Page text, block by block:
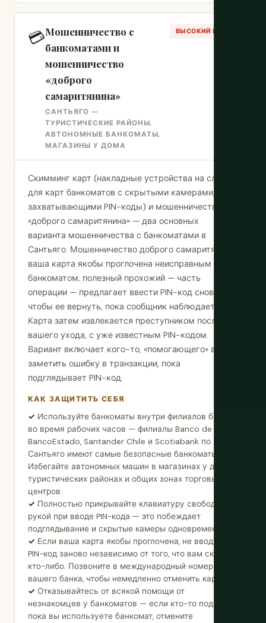
💳Мошенничество с
банкоматами и
мошенничество
«доброго
самаритянина»
САНТЬЯГО —
ТУРИСТИЧЕСКИЕ РАЙОНЫ,
АВТОНОМНЫЕ БАНКОМАТЫ,
МАГАЗИНЫ У ДОМА
ВЫСОКИЙ РИСК
Скимминг карт (накладные устройства на слоты
для карт банкоматов с скрытыми камерами,
захватывающими PIN-коды) и мошенничество
«доброго самаритянина» — два основных
варианта мошенничества с банкоматами в
Сантьяго. Мошенничество доброго самаритянина:
ваша карта якобы проглочена неисправным
банкоматом; полезный прохожий — часть
операции — предлагает ввести PIN-код снова,
чтобы ее вернуть, пока сообщник наблюдает.
Карта затем извлекается преступником после
вашего ухода, с уже известным PIN-кодом.
Вариант включает кого-то, «помогающего» вам
заметить ошибку в транзакции, пока
подглядывает PIN-код.
КАК ЗАЩИТИТЬ СЕБЯ
Используйте банкоматы внутри филиалов банков
во время рабочих часов — филиалы Banco de Chile,
BancoEstado, Santander Chile и Scotiabank по всему
Сантьяго имеют самые безопасные банкоматы.
Избегайте автономных машин в магазинах у дома,
туристических районах и общих зонах торговых
центров.
Полностью прикрывайте клавиатуру свободной
рукой при вводе PIN-кода — это побеждает
подглядывание и скрытые камеры одновременно.
Если ваша карта якобы проглочена, не вводите
PIN-код заново независимо от того, что вам скажет
кто-либо. Позвоните в международный номер
вашего банка, чтобы немедленно отменить карту.
Отказывайтесь от всякой помощи от
незнакомцев у банкоматов — если кто-то подходит,
пока вы используете банкомат, отмените